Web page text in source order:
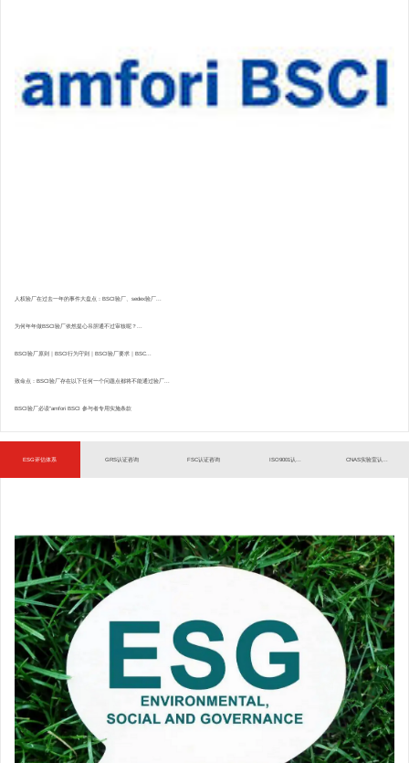
人权验厂在过去一年的事件大盘点：BSCI验厂、sedex验厂...
为何年年做BSCI验厂依然提心吊胆通不过审核呢？...
BSCI验厂原则｜BSCI行为守则｜BSCI验厂要求｜BSC...
致命点：BSCI验厂存在以下任何一个问题点都将不能通过验厂...
BSCI验厂必读”amfori BSCI 参与者专用实施条款
ESG评估体系 GRS认证咨询 FSC认证咨询 ISO9001认... CNAS实验室认...